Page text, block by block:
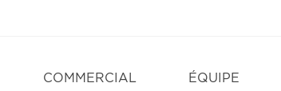
COMMERCIAL ÉQUIPE